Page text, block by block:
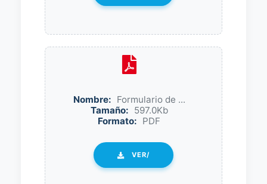
Nombre: Formulario de ...
Tamaño: 597.0Kb
Formato: PDF
VER/